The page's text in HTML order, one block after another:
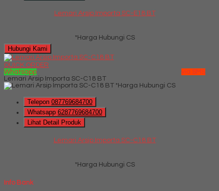
Lemari Arsip Importa SC-E18 BT
*Harga Hubungi CS
Hubungi Kami
QUICK ORDER
Whatsapp
via SMS
Lemari Arsip Importa SC-C18 BT
*Harga Hubungi CS
Telepon 087769684700
Whatsapp 6287769684700
Lihat Detail Produk
Lemari Arsip Importa SC-C18 BT
*Harga Hubungi CS
Info Bank